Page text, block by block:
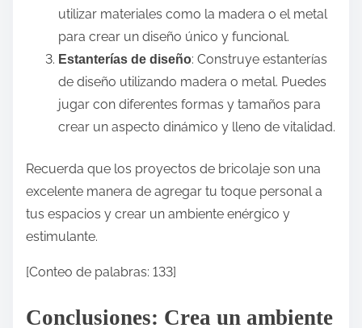
utilizar materiales como la madera o el metal
para crear un diseño único y funcional.
Estanterías de diseño: Construye estanterías
de diseño utilizando madera o metal. Puedes
jugar con diferentes formas y tamaños para
crear un aspecto dinámico y lleno de vitalidad.
Recuerda que los proyectos de bricolaje son una
excelente manera de agregar tu toque personal a
tus espacios y crear un ambiente enérgico y
estimulante.
[Conteo de palabras: 133]
Conclusiones: Crea un ambiente